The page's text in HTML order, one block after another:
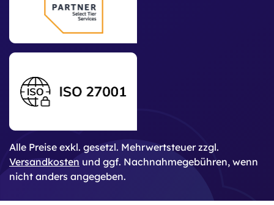
Alle Preise exkl. gesetzl. Mehrwertsteuer zzgl.
Versandkosten und ggf. Nachnahmegebühren, wenn
nicht anders angegeben.